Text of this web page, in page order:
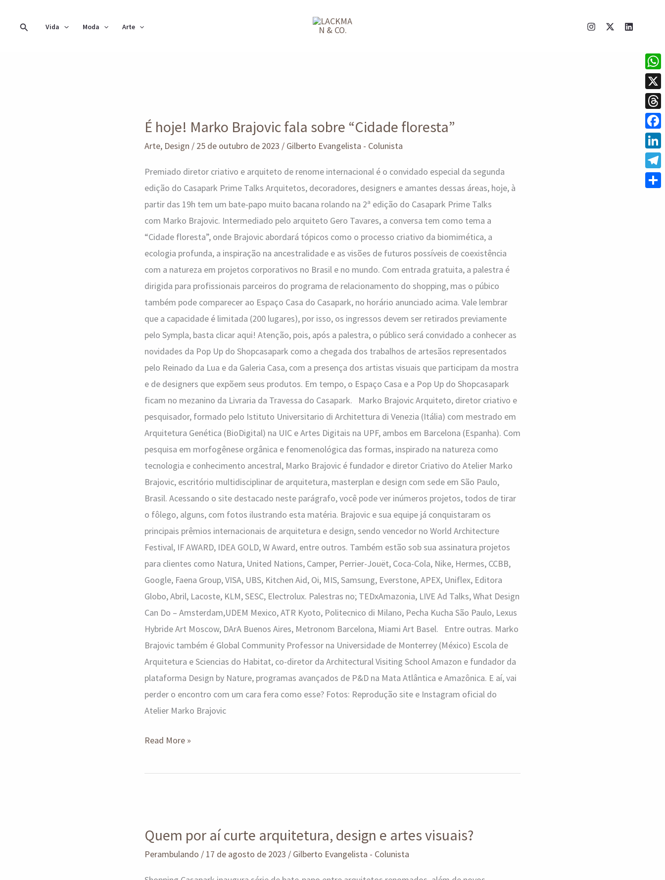
Pesquisar
Vida Moda Arte
É hoje! Marko Brajovic fala sobre “Cidade floresta”
Arte, Design / 25 de outubro de 2023 / Gilberto Evangelista - Colunista
Premiado diretor criativo e arquiteto de renome internacional é o convidado especial da segunda
edição do Casapark Prime Talks Arquitetos, decoradores, designers e amantes dessas áreas, hoje, à
partir das 19h tem um bate-papo muito bacana rolando na 2ª edição do Casapark Prime Talks
com Marko Brajovic. Intermediado pelo arquiteto Gero Tavares, a conversa tem como tema a
“Cidade floresta”, onde Brajovic abordará tópicos como o processo criativo da biomimética, a
ecologia profunda, a inspiração na ancestralidade e as visões de futuros possíveis de coexistência
com a natureza em projetos corporativos no Brasil e no mundo. Com entrada gratuita, a palestra é
dirigida para profissionais parceiros do programa de relacionamento do shopping, mas o púbico
também pode comparecer ao Espaço Casa do Casapark, no horário anunciado acima. Vale lembrar
que a capacidade é limitada (200 lugares), por isso, os ingressos devem ser retirados previamente
pelo Sympla, basta clicar aqui! Atenção, pois, após a palestra, o público será convidado a conhecer as
novidades da Pop Up do Shopcasapark como a chegada dos trabalhos de artesãos representados
pelo Reinado da Lua e da Galeria Casa, com a presença dos artistas visuais que participam da mostra
e de designers que expõem seus produtos. Em tempo, o Espaço Casa e a Pop Up do Shopcasapark
ficam no mezanino da Livraria da Travessa do Casapark. Marko Brajovic Arquiteto, diretor criativo e
pesquisador, formado pelo Istituto Universitario di Architettura di Venezia (Itália) com mestrado em
Arquitetura Genética (BioDigital) na UIC e Artes Digitais na UPF, ambos em Barcelona (Espanha). Com
pesquisa em morfogênese orgânica e fenomenológica das formas, inspirado na natureza como
tecnologia e conhecimento ancestral, Marko Brajovic é fundador e diretor Criativo do Atelier Marko
Brajovic, escritório multidisciplinar de arquitetura, masterplan e design com sede em São Paulo,
Brasil. Acessando o site destacado neste parágrafo, você pode ver inúmeros projetos, todos de tirar
o fôlego, alguns, com fotos ilustrando esta matéria. Brajovic e sua equipe já conquistaram os
principais prêmios internacionais de arquitetura e design, sendo vencedor no World Architecture
Festival, IF AWARD, IDEA GOLD, W Award, entre outros. Também estão sob sua assinatura projetos
para clientes como Natura, United Nations, Camper, Perrier-Jouët, Coca-Cola, Nike, Hermes, CCBB,
Google, Faena Group, VISA, UBS, Kitchen Aid, Oi, MIS, Samsung, Everstone, APEX, Uniflex, Editora
Globo, Abril, Lacoste, KLM, SESC, Electrolux. Palestras no; TEDxAmazonia, LIVE Ad Talks, What Design
Can Do – Amsterdam,UDEM Mexico, ATR Kyoto, Politecnico di Milano, Pecha Kucha São Paulo, Lexus
Hybride Art Moscow, DArA Buenos Aires, Metronom Barcelona, Miami Art Basel. Entre outras. Marko
Brajovic também é Global Community Professor na Universidade de Monterrey (México) Escola de
Arquitetura e Sciencias do Habitat, co-diretor da Architectural Visiting School Amazon e fundador da
plataforma Design by Nature, programas avançados de P&D na Mata Atlântica e Amazônica. E aí, vai
perder o encontro com um cara fera como esse? Fotos: Reprodução site e Instagram oficial do
Atelier Marko Brajovic
Marko
Brajovic
sobre
“Cidade floresta”
Read More »
Quem por aí curte arquitetura, design e artes visuais?
Perambulando / 17 de agosto de 2023 / Gilberto Evangelista - Colunista
aí
curte
X